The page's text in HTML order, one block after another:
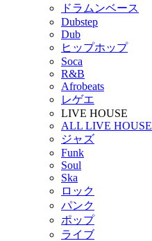
ドラムンベース
Dubstep
Dub
ヒップホップ
Soca
R&B
Afrobeats
レゲエ
LIVE HOUSE
ALL LIVE HOUSE
ジャズ
Funk
Soul
Ska
ロック
パンク
ポップ
ライブ